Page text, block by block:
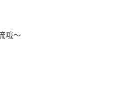
哦～